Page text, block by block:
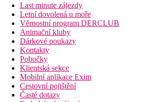
Last minute zájezdy
Letní dovolená u moře
Věrnostní program DERCLUB
Animační kluby
Dárkové poukazy
Kontakty
Pobočky
Klientská sekce
Mobilní aplikace Exim
Cestovní pojištění
Časté dotazy